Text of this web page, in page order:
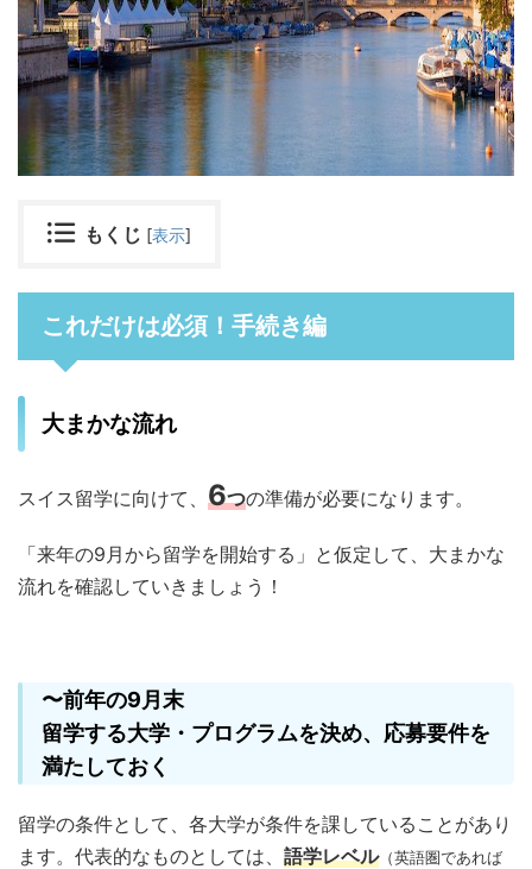
もくじ [表示]
これだけは必須！手続き編
大まかな流れ
スイス留学に向けて、 6つの準備が必要になります。
「来年の9月から留学を開始する」と仮定して、大まかな
流れを確認していきましょう！
〜前年の9月末
留学する大学・プログラムを決め、応募要件を
満たしておく
留学の条件として、各大学が条件を課していることがあり
ます。代表的なものとしては、 語学レベル（英語圏であれば